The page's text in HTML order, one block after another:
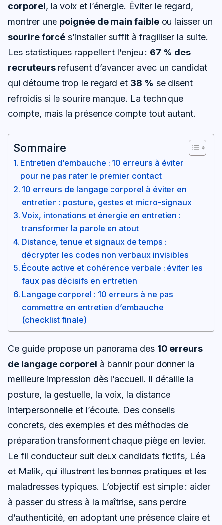
corporel, la voix et l’énergie. Éviter le regard,
montrer une poignée de main faible ou laisser un
sourire forcé s’installer suffit à fragiliser la suite.
Les statistiques rappellent l’enjeu : 67 % des
recruteurs refusent d’avancer avec un candidat
qui détourne trop le regard et 38 % se disent
refroidis si le sourire manque. La technique
compte, mais la présence compte tout autant.
Sommaire
Entretien d’embauche : 10 erreurs à éviter
pour ne pas rater le premier contact
10 erreurs de langage corporel à éviter en
entretien : posture, gestes et micro-signaux
Voix, intonations et énergie en entretien :
transformer la parole en atout
Distance, tenue et signaux de temps :
décrypter les codes non verbaux invisibles
Écoute active et cohérence verbale : éviter les
faux pas décisifs en entretien
Langage corporel : 10 erreurs à ne pas
commettre en entretien d’embauche
(checklist finale)
Ce guide propose un panorama des 10 erreurs
de langage corporel à bannir pour donner la
meilleure impression dès l’accueil. Il détaille la
posture, la gestuelle, la voix, la distance
interpersonnelle et l’écoute. Des conseils
concrets, des exemples et des méthodes de
préparation transforment chaque piège en levier.
Le fil conducteur suit deux candidats fictifs, Léa
et Malik, qui illustrent les bonnes pratiques et les
maladresses typiques. L’objectif est simple : aider
à passer du stress à la maîtrise, sans perdre
d’authenticité, en adoptant une présence claire et